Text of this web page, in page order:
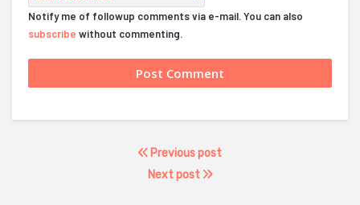
Notify me of followup comments via e-mail. You can also
subscribe without commenting.
Previous post
Next post